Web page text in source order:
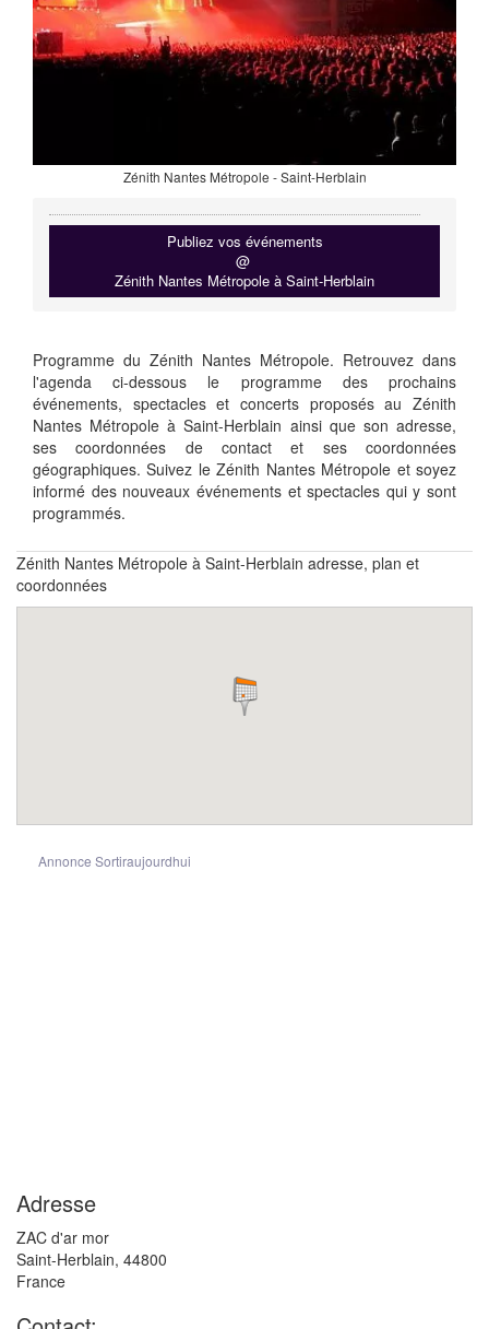
Zénith Nantes Métropole - Saint-Herblain
Publiez vos événements
@
Zénith Nantes Métropole à Saint-Herblain
Programme du Zénith Nantes Métropole. Retrouvez dans
l'agenda ci-dessous le programme des prochains
événements, spectacles et concerts proposés au Zénith
Nantes Métropole à Saint-Herblain ainsi que son adresse,
ses coordonnées de contact et ses coordonnées
géographiques. Suivez le Zénith Nantes Métropole et soyez
informé des nouveaux événements et spectacles qui y sont
programmés.
Zénith Nantes Métropole à Saint-Herblain adresse, plan et
coordonnées
Annonce Sortiraujourdhui
Adresse
ZAC d'ar mor
Saint-Herblain, 44800
France